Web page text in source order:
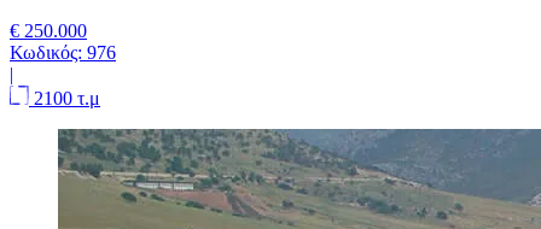
€ 250.000
Κωδικός: 976
|
2100 τ.μ